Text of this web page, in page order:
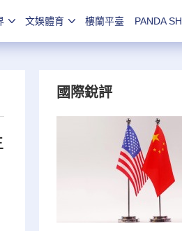
文娛體育 樓蘭平臺 PANDA
國際銳評